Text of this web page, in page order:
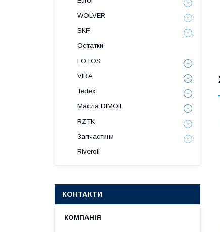
WOLVER
SKF
Остатки
LOTOS
VIRA
Tedex
Масла DIMOIL
RZTK
Запчастини
Riveroil
КОНТАКТИ